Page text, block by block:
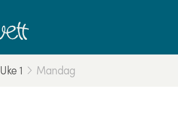
Uke 1 Mandag